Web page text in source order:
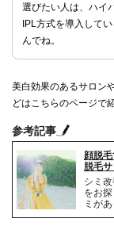
選びたい人は、ハイ
IPL方式を導入して
んでね。
美白効果のあるサロン
どはこちらのページで
参考記事
顔脱
脱毛
シミ
をお
ミが